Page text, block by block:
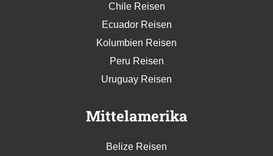
Chile Reisen
Ecuador Reisen
Kolumbien Reisen
Peru Reisen
Uruguay Reisen
Mittelamerika
Belize Reisen